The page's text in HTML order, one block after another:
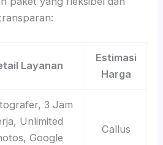
Layanan
Estimasi
Harga
3 Jam
Unlimited
Google
Callus